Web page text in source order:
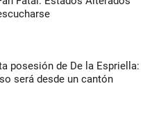
posesión de De la Espriella:
será desde un cantón